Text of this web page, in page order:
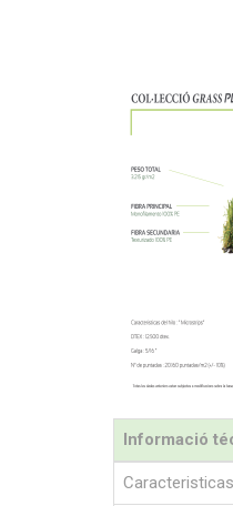
Informació